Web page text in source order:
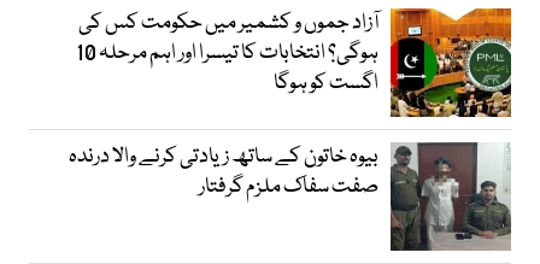
آزاد جموں و کشمیر میں حکومت کس کی
ہوگی؟ انتخابات کا تیسرا اور اہم مرحلہ 10
اگست کو ہوگا
بیوہ خاتون کے ساتھ زیادتی کرنے والا درندہ
صفت سفاک ملزم گرفتار